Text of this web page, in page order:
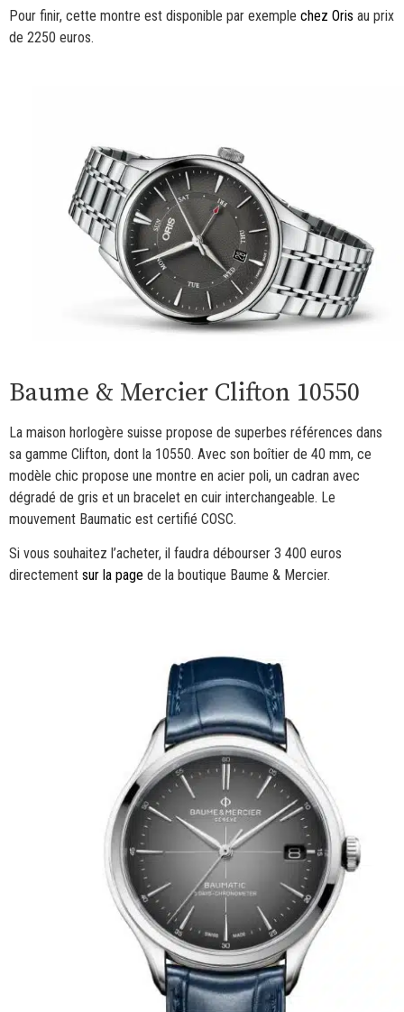
Pour finir, cette montre est disponible par exemple chez Oris au prix
de 2250 euros.
Baume & Mercier Clifton 10550
La maison horlogère suisse propose de superbes références dans
sa gamme Clifton, dont la 10550. Avec son boîtier de 40 mm, ce
modèle chic propose une montre en acier poli, un cadran avec
dégradé de gris et un bracelet en cuir interchangeable. Le
mouvement Baumatic est certifié COSC.
Si vous souhaitez l’acheter, il faudra débourser 3 400 euros
directement sur la page de la boutique Baume & Mercier.